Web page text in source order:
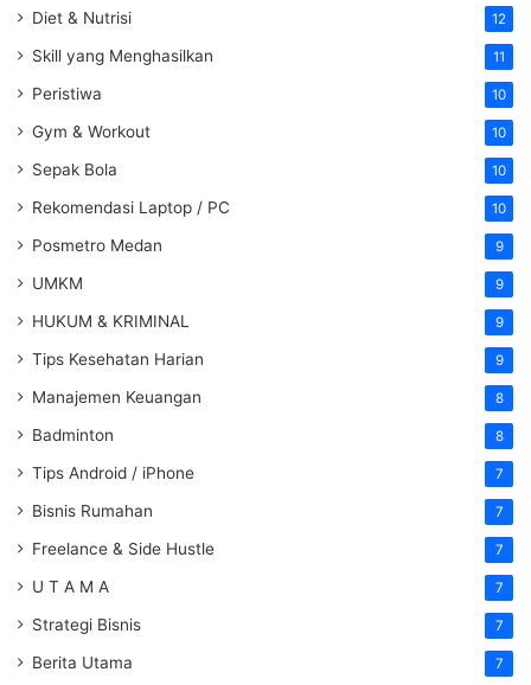
Diet & Nutrisi 12
Skill yang Menghasilkan 11
Peristiwa 10
Gym & Workout 10
Sepak Bola 10
Rekomendasi Laptop / PC 10
Posmetro Medan 9
UMKM 9
HUKUM & KRIMINAL 9
Tips Kesehatan Harian 9
Manajemen Keuangan 8
Badminton 8
Tips Android / iPhone 7
Bisnis Rumahan 7
Freelance & Side Hustle 7
U T A M A 7
Strategi Bisnis 7
Berita Utama 7